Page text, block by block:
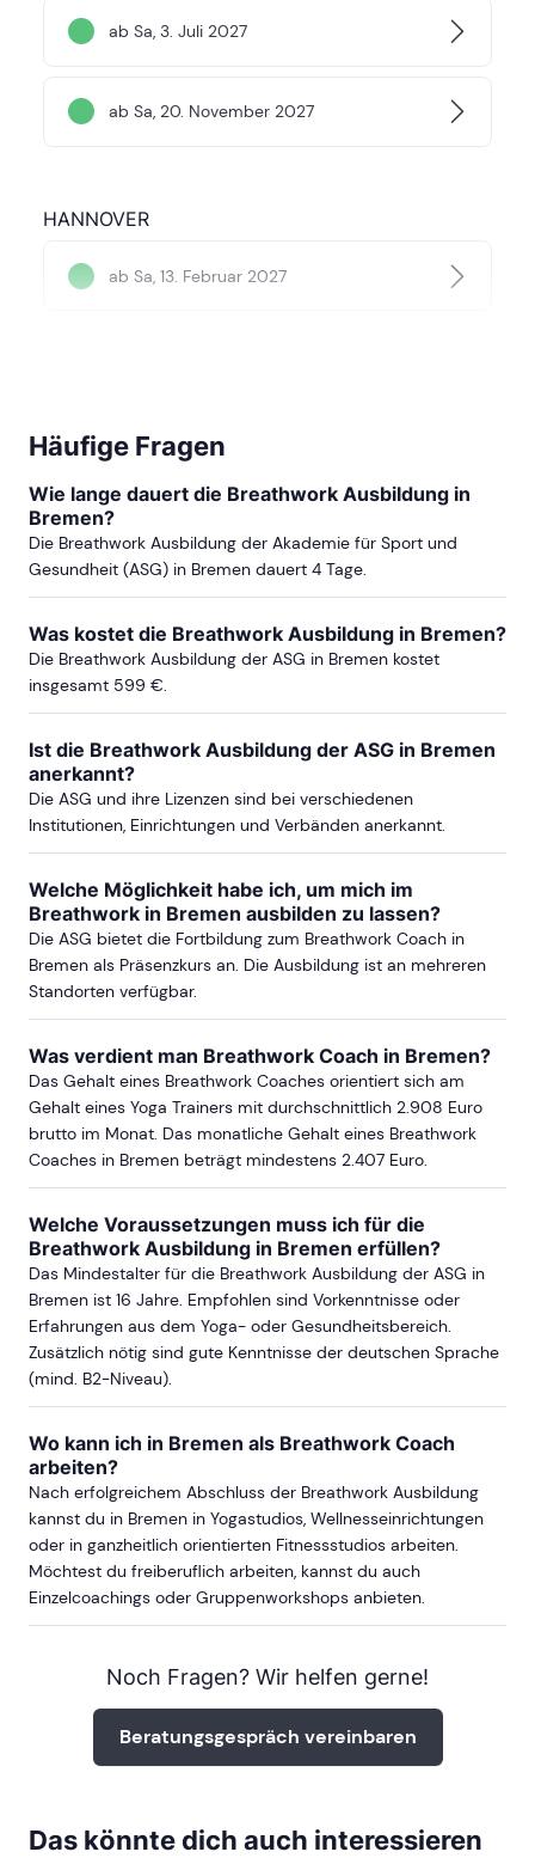
ab Sa, 3. Juli 2027
ab Sa, 20. November 2027
HANNOVER
ab Sa, 13. Februar 2027
ab Sa, 4. September 2027
Häufige Fragen
Wie lange dauert die Breathwork Ausbildung in
Bremen?
Die Breathwork Ausbildung der Akademie für Sport und
Gesundheit (ASG) in Bremen dauert 4 Tage.
Was kostet die Breathwork Ausbildung in Bremen?
Die Breathwork Ausbildung der ASG in Bremen kostet
insgesamt 599 €.
Ist die Breathwork Ausbildung der ASG in Bremen
anerkannt?
Die ASG und ihre Lizenzen sind bei verschiedenen
Institutionen, Einrichtungen und Verbänden anerkannt.
Welche Möglichkeit habe ich, um mich im
Breathwork in Bremen ausbilden zu lassen?
Die ASG bietet die Fortbildung zum Breathwork Coach in
Bremen als Präsenzkurs an. Die Ausbildung ist an mehreren
Standorten verfügbar.
Was verdient man Breathwork Coach in Bremen?
Das Gehalt eines Breathwork Coaches orientiert sich am
Gehalt eines Yoga Trainers mit durchschnittlich 2.908 Euro
brutto im Monat. Das monatliche Gehalt eines Breathwork
Coaches in Bremen beträgt mindestens 2.407 Euro.
Welche Voraussetzungen muss ich für die
Breathwork Ausbildung in Bremen erfüllen?
Das Mindestalter für die Breathwork Ausbildung der ASG in
Bremen ist 16 Jahre. Empfohlen sind Vorkenntnisse oder
Erfahrungen aus dem Yoga- oder Gesundheitsbereich.
Zusätzlich nötig sind gute Kenntnisse der deutschen Sprache
(mind. B2-Niveau).
Wo kann ich in Bremen als Breathwork Coach
arbeiten?
Nach erfolgreichem Abschluss der Breathwork Ausbildung
kannst du in Bremen in Yogastudios, Wellnesseinrichtungen
oder in ganzheitlich orientierten Fitnessstudios arbeiten.
Möchtest du freiberuflich arbeiten, kannst du auch
Einzelcoachings oder Gruppenworkshops anbieten.
Noch Fragen? Wir helfen gerne!
Beratungsgespräch vereinbaren
Das könnte dich auch interessieren